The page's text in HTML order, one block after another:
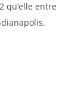
qu’elle entre